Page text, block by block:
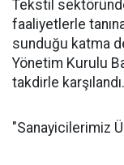
Tekstil
faaliyetlerle
sunduğu katma
Yönetim Kurulu
takdirle karşılandı.
"Sanayicilerimiz